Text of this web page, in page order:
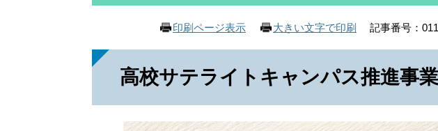
印刷ページ表示 大きい文字で印刷 記事番号：
高校サテライトキャンパス推進事業